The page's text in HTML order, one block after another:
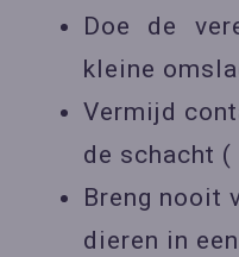
Doe de
kleine
Vermijd
de schacht (
Breng nooit
dieren in